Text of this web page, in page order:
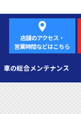
店舗のアクセス・
営業時間などはこちら
車の総合メンテナンス